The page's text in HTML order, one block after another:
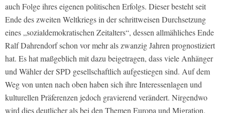
auch Folge ihres eigenen politischen Erfolgs. Dieser besteht seit
Ende des zweiten Weltkriegs in der schrittweisen Durchsetzung
eines „sozialdemokratischen Zeitalters“, dessen allmähliches Ende
Ralf Dahrendorf schon vor mehr als zwanzig Jahren prognostiziert
hat. Es hat maßgeblich mit dazu beigetragen, dass viele Anhänger
und Wähler der SPD gesellschaftlich aufgestiegen sind. Auf dem
Weg von unten nach oben haben sich ihre Interessenlagen und
kulturellen Präferenzen jedoch gravierend verändert. Nirgendwo
wird dies deutlicher als bei den Themen Europa und Migration.